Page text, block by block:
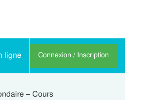
ligne Connexion / Inscription
– Cours